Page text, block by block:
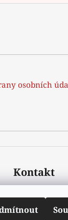
osobních
Kontakt
770632600
https://